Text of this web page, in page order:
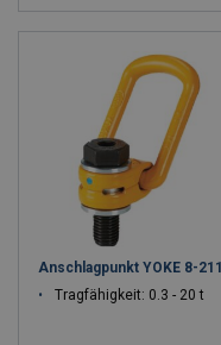
Anschlagpunkt YOKE 8-211
Tragfähigkeit: 0.3 - 20 t